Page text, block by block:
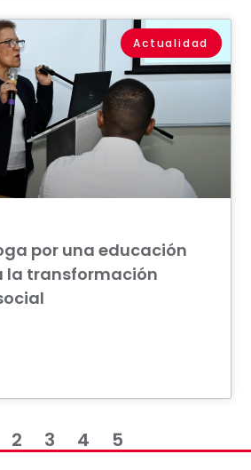
Actualidad
por una educación
la transformación
2 3 4 5